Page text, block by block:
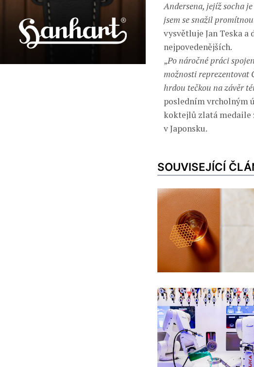
Andersena, jejíž socha
jsem se snažil
vysvětluje Jan Teska a
nejpovedenějších.
„Po náročné práci
možnosti reprezentovat
hrdou tečkou na závěr
posledním vrcholným
koktejlů zlatá medaile
v Japonsku.
SOUVISEJÍCÍ